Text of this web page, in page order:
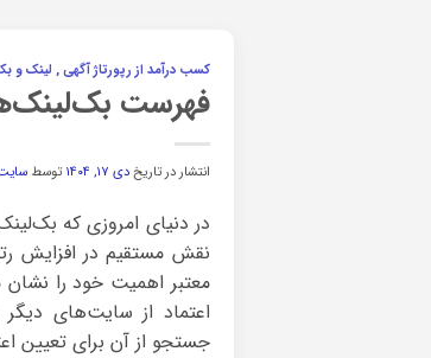
کسب درآمد از رپورتاژ آگهی , لینک و
فهرست
انتشار در تاریخدی ۱۷, ۱۴۰۴ توسط
نقش مستقیم در افزایش
معتبر اهمیت خود را
اعتماد از سایت‌های
جستجو از آن برای تعیین